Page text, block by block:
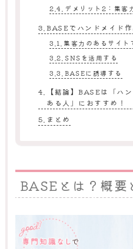
デメリット2：集客
BASEでハンドメイド
集客力のあるサイト
SNSを活用する
BASEに誘導する
【結論】BASEは「ハ
ある人」におすすめ！
まとめ
BASEとは？概要